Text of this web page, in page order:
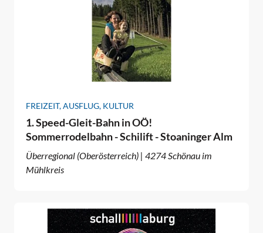
FREIZEIT, AUSFLUG, KULTUR
1. Speed-Gleit-Bahn in OÖ!
Sommerrodelbahn - Schilift - Stoaninger Alm
Überregional (Oberösterreich) | 4274 Schönau im
Mühlkreis